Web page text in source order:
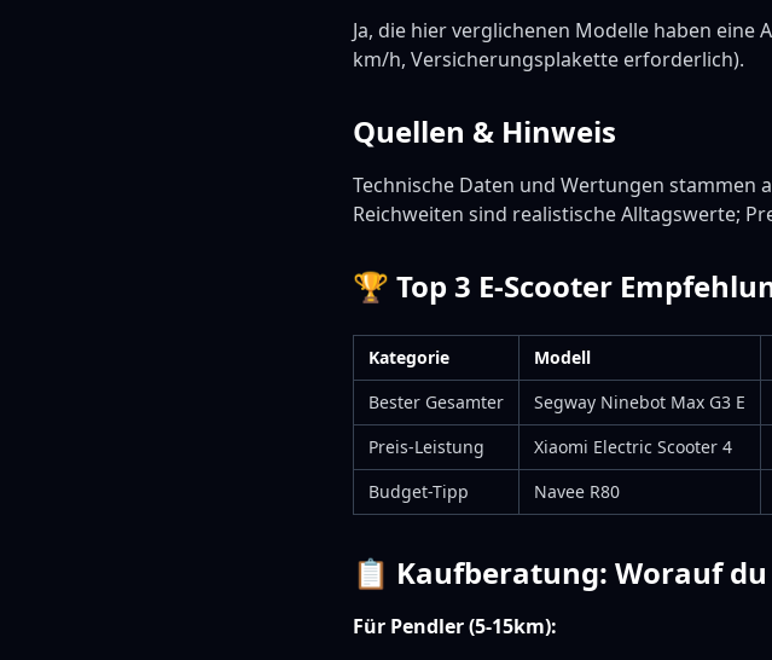
Ja, die hier verglichenen Modelle haben eine
km/h, Versicherungsplakette erforderlich).
Quellen & Hinweis
Technische Daten und Wertungen stammen
Reichweiten sind realistische Alltagswerte;
🏆 Top 3 E-Scooter
Kategorie Modell
Bester Gesamter
Segway Ninebot Max G3 E
Preis-Leistung
Xiaomi Electric Scooter 4
Budget-Tipp
Navee R80
📋 Kaufberatung: Worauf
Für Pendler (5-15km):